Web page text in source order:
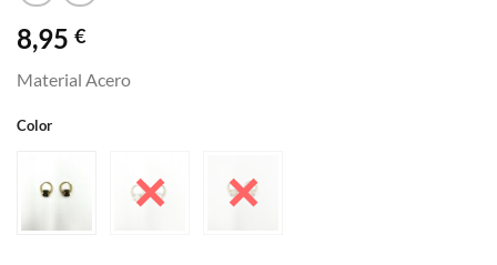
8,95 €
Material Acero
Color